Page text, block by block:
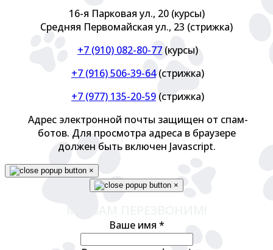
16-я Парковая ул., 20 (курсы)
Средняя Первомайская ул., 23 (стрижка)
+7 (910) 082-80-77 (курсы)
+7 (916) 506-39-64(стрижка)
+7 (977) 135-20-59 (стрижка)
Адрес электронной почты защищен от спам-
ботов. Для просмотра адреса в браузере
должен быть включен Javascript.
×
×
Ваше имя *